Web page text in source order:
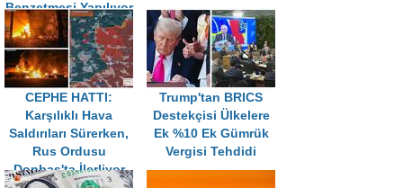
Benzetmesi Yapılıyor
CEPHE HATTI:
Karşılıklı Hava
Saldırıları Sürerken,
Rus Ordusu
Donbas'ta İlerliyor
Trump'tan BRICS
Destekçisi Ülkelere
Ek %10 Ek Gümrük
Vergisi Tehdidi